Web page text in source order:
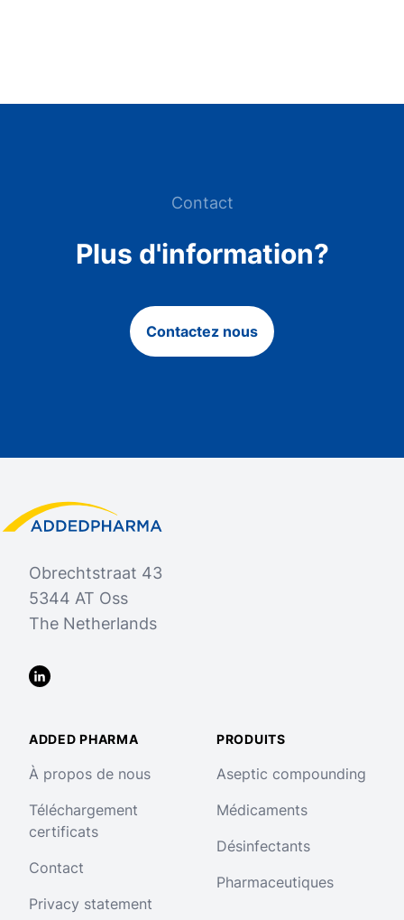
Contact
Plus d'information?
Contactez nous
Added Pharma
Obrechtstraat 43
5344 AT Oss
The Netherlands
LinkedIn
ADDED PHARMA
À propos de nous
Téléchargement
certificats
Contact
Privacy statement
PRODUITS
Aseptic compounding
Médicaments
Désinfectants
Pharmaceutiques